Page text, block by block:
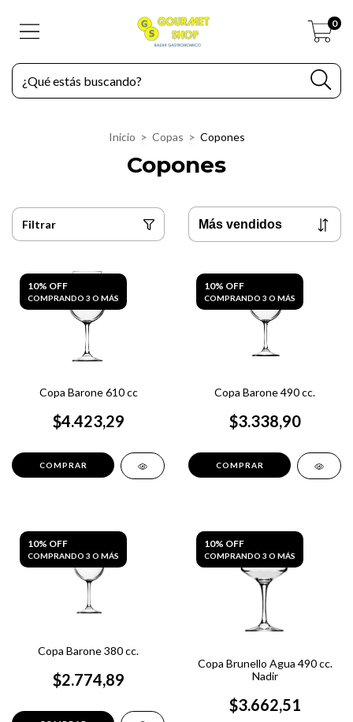
0
Inicio > Copas > Copones
Copones
Filtrar
10% OFF
COMPRANDO 3 O MÁS
Copa Barone 610 cc
$4.423,29
10% OFF
COMPRANDO 3 O MÁS
Copa Barone 490 cc.
$3.338,90
10% OFF
COMPRANDO 3 O MÁS
Copa Barone 380 cc.
$2.774,89
10% OFF
COMPRANDO 3 O MÁS
Copa Brunello Agua 490 cc.
Nadir
$3.662,51